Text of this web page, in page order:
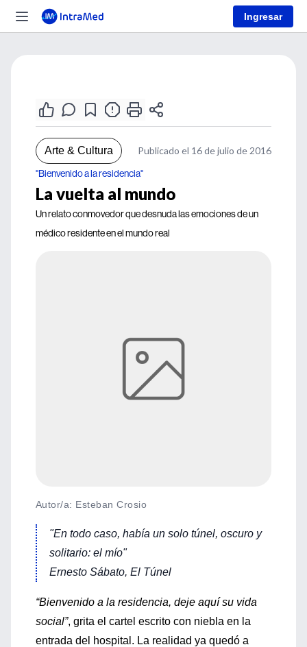
Ingresar
Arte & Cultura Publicado el 16 de julio de 2016
"Bienvenido a la residencia"
La vuelta al mundo
Un relato conmovedor que desnuda las emociones de un
médico residente en el mundo real
Autor/a: Esteban Crosio
"En todo caso, había un solo túnel, oscuro y
solitario: el mío"
Ernesto Sábato, El Túnel
“Bienvenido a la residencia, deje aquí su vida
social”, grita el cartel escrito con niebla en la
entrada del hospital. La realidad ya quedó a